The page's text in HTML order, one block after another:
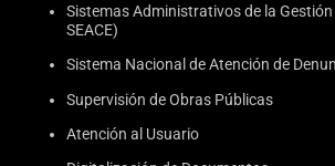
Sistemas Administrativos de la Gestión
SEACE)
Sistema Nacional de Atención de
Supervisión de Obras Públicas
Atención al Usuario